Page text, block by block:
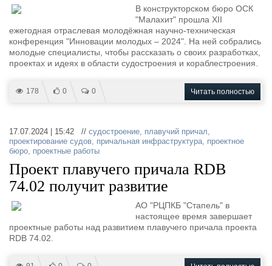
В конструкторском бюро ОСК
"Малахит" прошла XII
ежегодная отраслевая молодёжная научно-техническая
конференция "Инновации молодых – 2024". На ней собрались
молодые специалисты, чтобы рассказать о своих разработках,
проектах и идеях в области судостроения и кораблестроения.
178 0 0 Читать полностью
17.07.2024 | 15:42 // судостроение, плавучий причал,
проектирование судов, причальная инфраструктура, проектное
бюро, проектные работы
Проект плавучего причала RDB
74.02 получит развитие
АО "РЦПКБ "Стапель" в
настоящее время завершает
проектные работы над развитием плавучего причала проекта
RDB 74.02.